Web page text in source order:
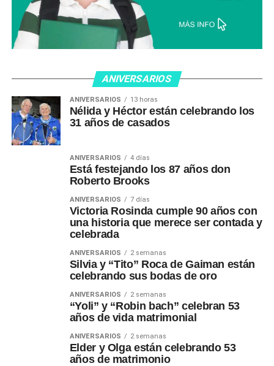
ANIVERSARIOS
ANIVERSARIOS 13 horas
Nélida y Héctor están celebrando los
31 años de casados
ANIVERSARIOS 4 días
Está festejando los 87 años don
Roberto Brooks
ANIVERSARIOS 7 días
Victoria Rosinda cumple 90 años con
una historia que merece ser contada y
celebrada
ANIVERSARIOS 2 semanas
Silvia y “Tito” Roca de Gaiman están
celebrando sus bodas de oro
ANIVERSARIOS 2 semanas
“Yoli” y “Robin bach” celebran 53
años de vida matrimonial
ANIVERSARIOS 2 semanas
Elder y Olga están celebrando 53
años de matrimonio